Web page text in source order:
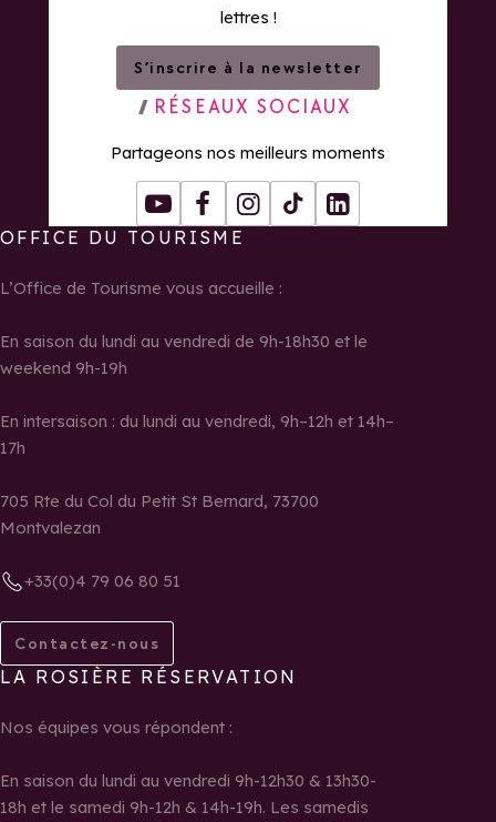
lettres !
S’inscrire à la newsletter
RÉSEAUX SOCIAUX
Partageons nos meilleurs moments
YoutubeFacebookInstagram
Tiktok LinkedIn
OFFICE DU TOURISME
L’Office de Tourisme vous accueille :
En saison du lundi au vendredi de 9h-18h30 et le
weekend 9h-19h
En intersaison : du lundi au vendredi, 9h–12h et 14h–
17h
705 Rte du Col du Petit St Bernard, 73700
Montvalezan
+33(0)4 79 06 80 51
Contactez-nous
LA ROSIÈRE RÉSERVATION
Nos équipes vous répondent :
En saison du lundi au vendredi 9h-12h30 & 13h30-
18h et le samedi 9h-12h & 14h-19h. Les samedis